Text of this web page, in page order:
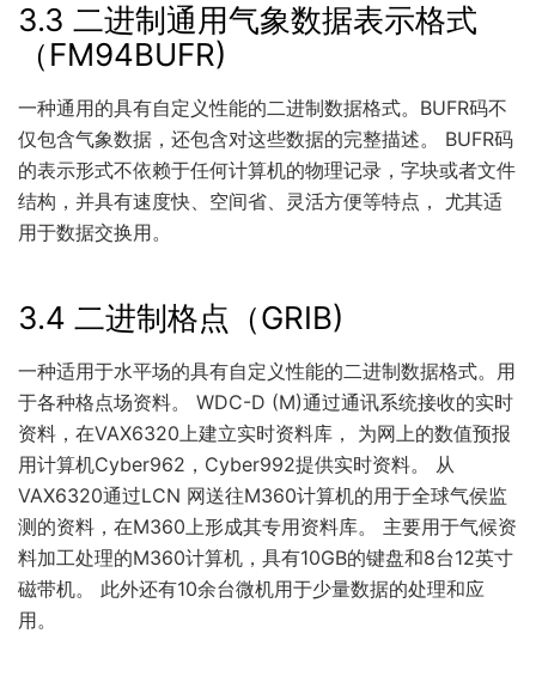
3.3 二进制通用气象数据表示格式
（FM94BUFR)
一种通用的具有自定义性能的二进制数据格式。BUFR码不
仅包含气象数据，还包含对这些数据的完整描述。 BUFR码
的表示形式不依赖于任何计算机的物理记录，字块或者文件
结构，并具有速度快、空间省、灵活方便等特点， 尤其适
用于数据交换用。
3.4 二进制格点（GRIB)
一种适用于水平场的具有自定义性能的二进制数据格式。用
于各种格点场资料。 WDC-D (M)通过通讯系统接收的实时
资料，在VAX6320上建立实时资料库， 为网上的数值预报
用计算机Cyber962，Cyber992提供实时资料。 从
VAX6320通过LCN 网送往M360计算机的用于全球气侯监
测的资料，在M360上形成其专用资料库。 主要用于气候资
料加工处理的M360计算机，具有10GB的键盘和8台12英寸
磁带机。 此外还有10余台微机用于少量数据的处理和应
用。